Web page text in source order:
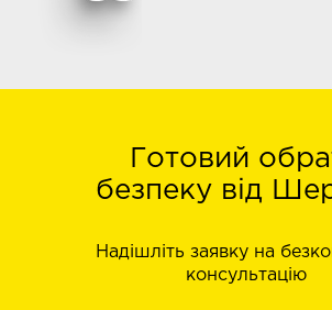
Готовий
безпеку від
Надішліть заявку на
консультацію